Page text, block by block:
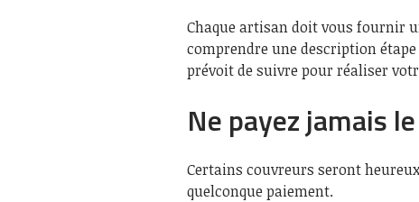
Chaque artisan doit vous fournir
comprendre une description
prévoit de suivre pour réaliser
Ne payez jamais
Certains couvreurs seront
quelconque paiement.